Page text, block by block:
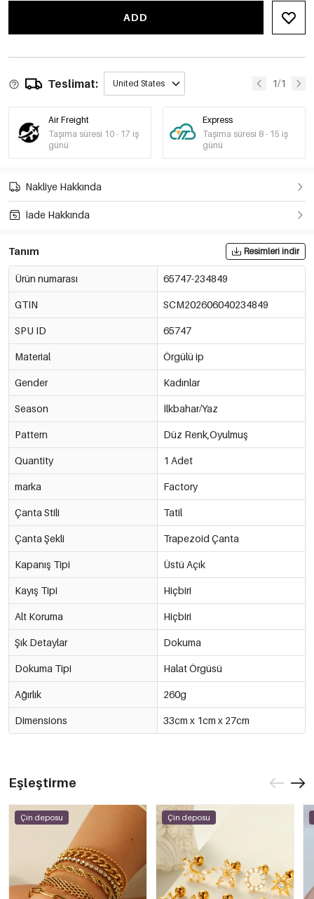
ADD
Teslimat: United States 1/1
Air Freight
Taşıma süresi 10 - 17 iş
günü
Express
Taşıma süresi 8 - 15 iş
günü
Nakliye Hakkında
İade Hakkında
Tanım Resimleri indir
Ürün numarası 65747-234849
GTIN SCM202606040234849
SPU ID 65747
Material Örgülü ip
Gender Kadınlar
Season İlkbahar/Yaz
Pattern Düz Renk,Oyulmuş
Quantity 1 Adet
marka Factory
Çanta Stili Tatil
Çanta Şekli Trapezoid Çanta
Kapanış Tipi Üstü Açık
Kayış Tipi Hiçbiri
Alt Koruma Hiçbiri
Şık Detaylar Dokuma
Dokuma Tipi Halat Örgüsü
Ağırlık 260g
Dimensions 33cm x 1cm x 27cm
Eşleştirme
Çin deposu Çin deposu